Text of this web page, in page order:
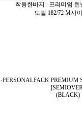
착용한바지 : 프리미엄
모델 182/72 M사
-PERSONALPACK PREMIUM
(BLACK)